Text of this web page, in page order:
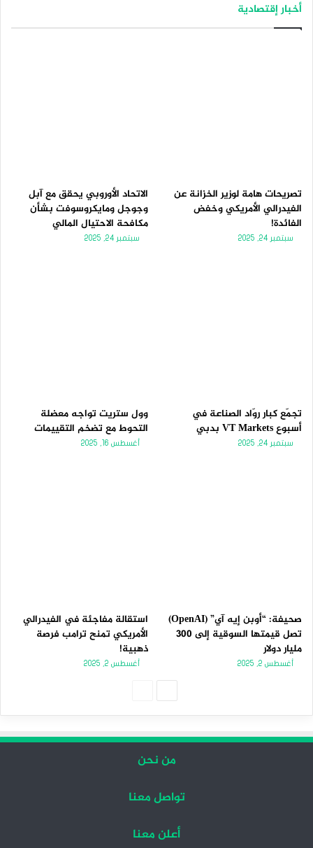
أخبار إقتصادية
تصريحات هامة لوزير الخزانة عن
الفيدرالي الأمريكي وخفض
الفائدة!
سبتمبر 24, 2025
الاتحاد الأوروبي يحقق مع آبل
وجوجل ومايكروسوفت بشأن
مكافحة الاحتيال المالي
سبتمبر 24, 2025
تجمّع كبار روّاد الصناعة في
أسبوع VT Markets بدبي
سبتمبر 24, 2025
وول ستريت تواجه معضلة
التحوط مع تضخم التقييمات
أغسطس 16, 2025
صحيفة: “أوبن إيه آي” (OpenAI)
تصل قيمتها السوقية إلى 300
مليار دولار
أغسطس 2, 2025
استقالة مفاجئة في الفيدرالي
الأمريكي تمنح ترامب فرصة
ذهبية!
أغسطس 2, 2025
من نحن
تواصل معنا
أعلن معنا